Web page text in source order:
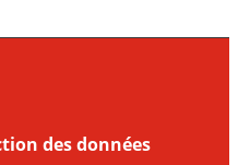
des données